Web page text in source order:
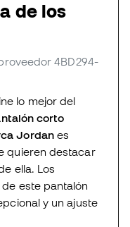
de los
4BD294-
lo mejor del
corto
Jordan es
quieren destacar
ella. Los
este pantalón
y un ajuste